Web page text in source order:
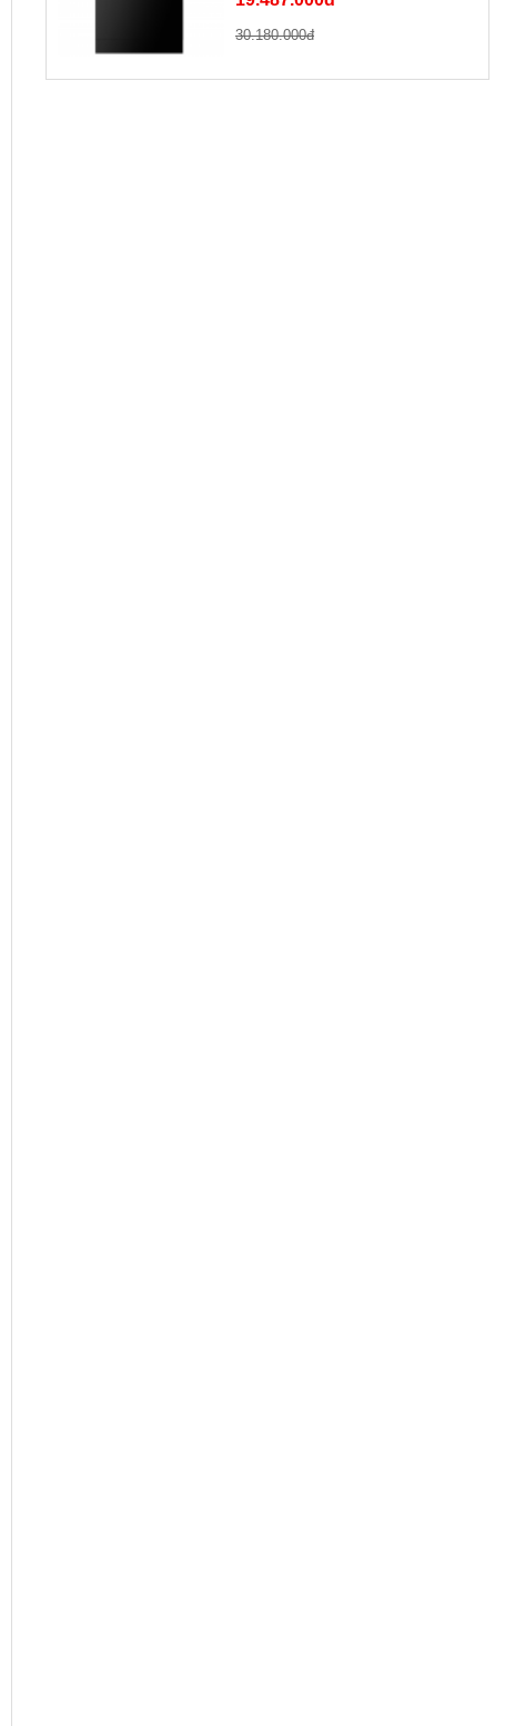
30.180.000đ